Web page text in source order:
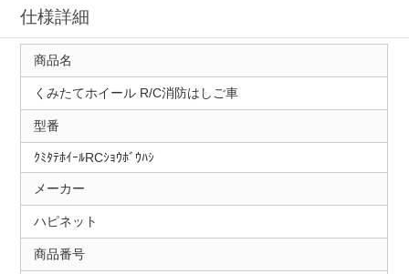
仕様詳細
商品名
くみたてホイール R/C消防はしご車
型番
ｸﾐﾀﾃﾎｲｰﾙRCｼｮｳﾎﾞｳﾊｼ
メーカー
ハピネット
商品番号